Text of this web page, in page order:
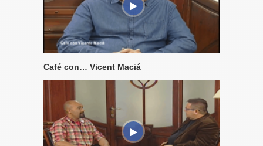
Café con… Vicent Maciá